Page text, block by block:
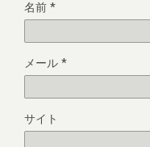
名前 *
メール *
サイト